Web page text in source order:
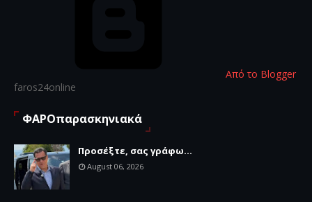
Από το Blogger
faros24online
ΦΑΡΟπαρασκηνιακά
Προσέξτε, σας γράφω...
August 06, 2026